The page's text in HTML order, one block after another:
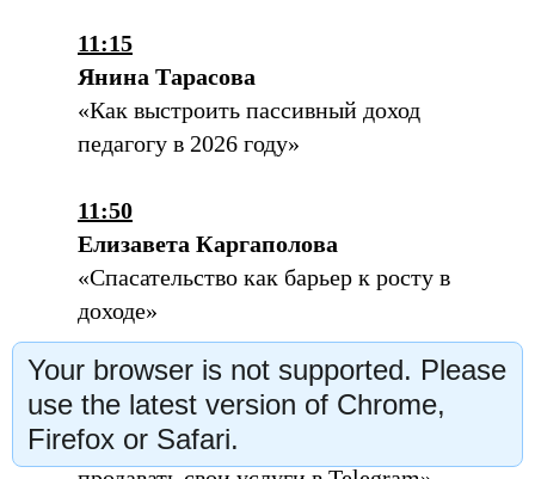
11:15
Янина Тарасова
«Как выстроить пассивный доход
педагогу в 2026 году»
11:50
Елизавета Каргаполова
«Спасательство как барьер к росту в
доходе»
12:25
Елена Паремская
«От контента до клиента. Как
Your browser is not supported. Please
use the latest version of Chrome,
Firefox or Safari.